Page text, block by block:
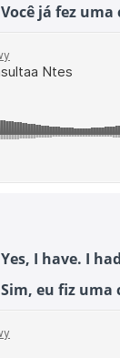
Você já fez
Yes, I have. I
Sim, eu fiz uma